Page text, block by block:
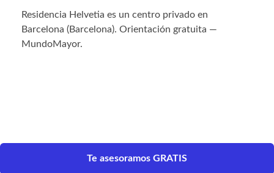
Residencia Helvetia es un centro privado en
Barcelona (Barcelona). Orientación gratuita —
MundoMayor.
Te asesoramos GRATIS